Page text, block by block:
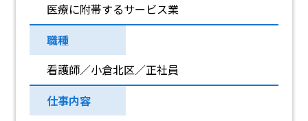
医療に附帯するサービス業
職種
看護師／小倉北区／正社員
仕事内容